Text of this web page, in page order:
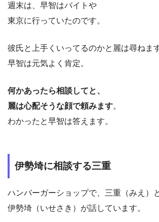
週末は、早智はバイトや
東京に行っていたのです。
彼氏と上手くいってるのかと麗は尋ねます
早智は元気よく肯定。
何かあったら相談してと、
麗は心配そうな顔で頼みます。
わかったと早智は答えます。
伊勢埼に相談する三重
ハンバーガーショップで、三重（みえ）
伊勢埼（いせさき）が話しています。